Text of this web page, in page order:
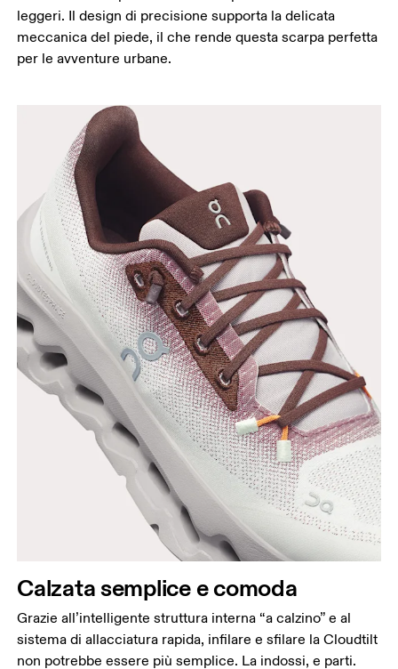
leggeri. Il design di precisione supporta la delicata
meccanica del piede, il che rende questa scarpa perfetta
per le avventure urbane.
Calzata semplice e comoda
Grazie all’intelligente struttura interna “a calzino” e al
sistema di allacciatura rapida, infilare e sfilare la Cloudtilt
non potrebbe essere più semplice. La indossi, e parti.